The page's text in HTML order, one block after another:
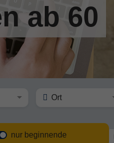
ab 60
Ort
nur beginnende